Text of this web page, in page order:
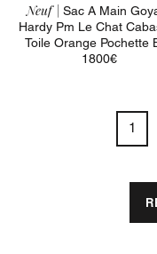
Neuf | Sac A Main
Hardy Pm Le Chat
Toile Orange Pochette
1800€
1